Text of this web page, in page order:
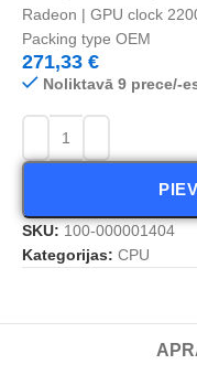
Radeon | GPU clock
Packing type OEM
271,33 €
Noliktavā 9 prece/-
SKU: 100-000001404
Kategorijas: CPU